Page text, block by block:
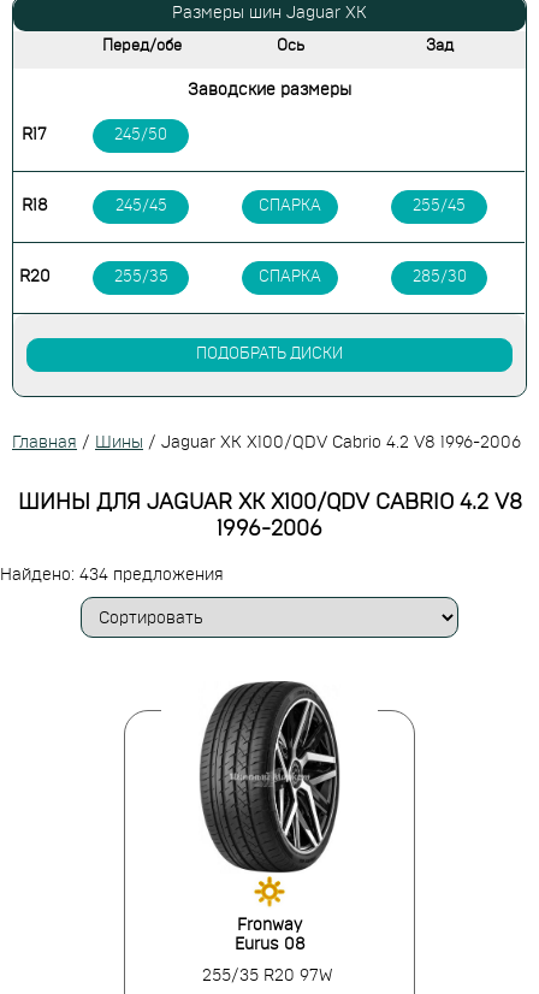
Размеры шин Jaguar XK
Перед/обе Ось Зад
Заводские размеры
R17 245/50
R18 245/45 СПАРКА 255/45
R20 255/35 СПАРКА 285/30
ПОДОБРАТЬ ДИСКИ
Главная / Шины / Jaguar XK X100/QDV Cabrio 4.2 V8 1996-2006
ШИНЫ ДЛЯ JAGUAR XK X100/QDV CABRIO 4.2 V8
1996-2006
Найдено: 434 предложения
Fronway
Eurus 08
255/35 R20 97W